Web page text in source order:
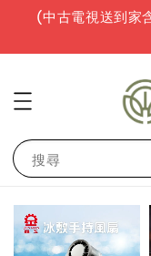
(中古電視送到家
搜尋